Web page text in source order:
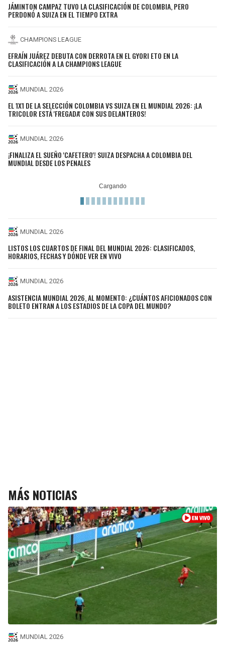
JÁMINTON CAMPAZ TUVO LA CLASIFICACIÓN DE COLOMBIA, PERO
PERDONÓ A SUIZA EN EL TIEMPO EXTRA
CHAMPIONS LEAGUE
EFRAÍN JUÁREZ DEBUTA CON DERROTA EN EL GYORI ETO EN LA
CLASIFICACIÓN A LA CHAMPIONS LEAGUE
MUNDIAL 2026
EL 1X1 DE LA SELECCIÓN COLOMBIA VS SUIZA EN EL MUNDIAL 2026: ¡LA
TRICOLOR ESTÁ 'FREGADA' CON SUS DELANTEROS!
MUNDIAL 2026
¡FINALIZA EL SUEÑO 'CAFETERO'! SUIZA DESPACHA A COLOMBIA DEL
MUNDIAL DESDE LOS PENALES
MUNDIAL 2026
LISTOS LOS CUARTOS DE FINAL DEL MUNDIAL 2026: CLASIFICADOS,
HORARIOS, FECHAS Y DÓNDE VER EN VIVO
MUNDIAL 2026
ASISTENCIA MUNDIAL 2026, AL MOMENTO: ¿CUÁNTOS AFICIONADOS CON
BOLETO ENTRAN A LOS ESTADIOS DE LA COPA DEL MUNDO?
MÁS NOTICIAS
MUNDIAL 2026